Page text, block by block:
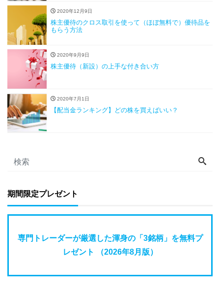
2020年12月9日
株主優待のクロス取引を使って（ほぼ無料で）優待品を
もらう方法
2020年9月9日
株主優待（新設）の上手な付き合い方
2020年7月1日
【配当金ランキング】どの株を買えばいい？
期間限定プレゼント
専門トレーダーが厳選した渾身の「3銘柄」を無料プ
レゼント （2026年8月版）